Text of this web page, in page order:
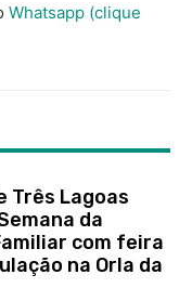
Whatsapp (clique
Três Lagoas
da
com feira
na Orla da